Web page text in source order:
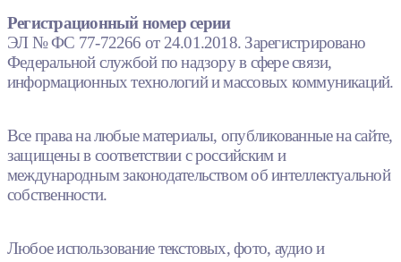
Регистрационный номер серии
ЭЛ № ФС 77-72266 от 24.01.2018. Зарегистрировано
Федеральной службой по надзору в сфере связи,
информационных технологий и массовых коммуникаций.
Все права на любые материалы, опубликованные на сайте,
защищены в соответствии с российским и
международным законодательством об интеллектуальной
собственности.
Любое использование текстовых, фото, аудио и